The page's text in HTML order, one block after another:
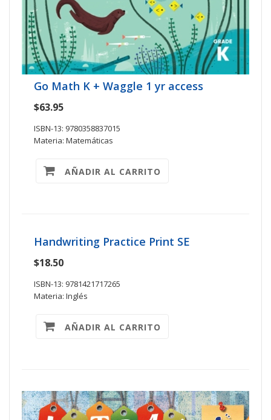
Go Math K + Waggle 1 yr access
$63.95
ISBN-13: 9780358837015
Materia: Matemáticas
AÑADIR AL CARRITO
Handwriting Practice Print SE
$18.50
ISBN-13: 9781421717265
Materia: Inglés
AÑADIR AL CARRITO